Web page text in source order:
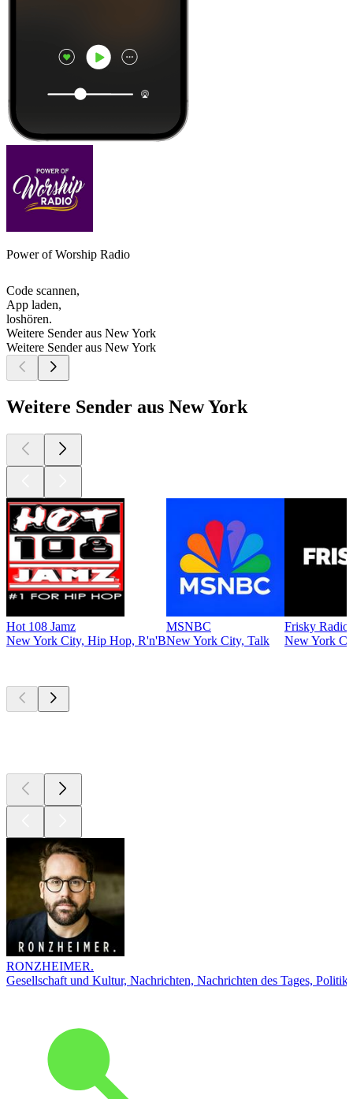
Power of Worship Radio
Code scannen,
App laden,
loshören.
Weitere Sender aus New York
Weitere Sender aus New York
Weitere Sender aus New York
Hot 108 Jamz
New York City, Hip Hop, R'n'B
MSNBC
New York City, Talk
Frisky Radio
New York
RONZHEIMER.
Gesellschaft und Kultur, Nachrichten, Nachrichten des Tages, Politik